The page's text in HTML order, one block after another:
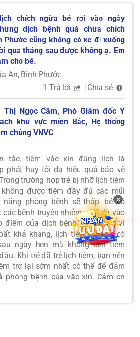
chích ngừa bé rơi vào ngày
dịch bệnh quá chưa chích
Phước cũng không có xe đi xuống
qua tháng sau được không ạ. Em
cho bé.
An, Bình Phước
1 Trả lời
Chia sẻ
Thị Ngọc Cầm, Phó Giám đốc Y
khu vực miền Bắc, Hệ thống
chủng VNVC
tắc, tiêm vắc xin đúng lịch là
phát huy tối đa hiệu quả bảo vệ
trường hợp trẻ bị nhỡ lịch tiêm
không được tiêm đầy đủ các mũi
năng phòng bệnh sẽ thấp, bé có
các bệnh truyền nhiễm, nhất là vào
điểm của dịch bệnh. Tuy nhiên vì
khả kháng, lịch tiêm của trẻ có
ngày hẹn mà không cần tiêm
Khi trẻ đã trễ lịch tiêm, bạn nên
trở lại sớm nhất có thể để đảm
phòng bệnh của vắc xin. Cảm ơn
×